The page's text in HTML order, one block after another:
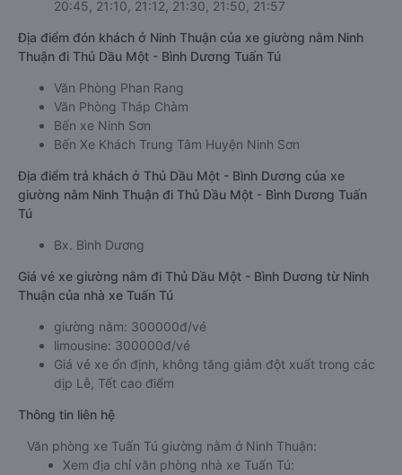
20:45, 21:10, 21:12, 21:30, 21:50, 21:57
Địa điểm đón khách ở Ninh Thuận của xe giường nằm Ninh
Thuận đi Thủ Dầu Một - Bình Dương Tuấn Tú
Văn Phòng Phan Rang
Văn Phòng Tháp Chàm
Bến xe Ninh Sơn
Bến Xe Khách Trung Tâm Huyện Ninh Sơn
Địa điểm trả khách ở Thủ Dầu Một - Bình Dương của xe
giường nằm Ninh Thuận đi Thủ Dầu Một - Bình Dương Tuấn
Tú
Bx. Bình Dương
Giá vé xe giường nằm đi Thủ Dầu Một - Bình Dương từ Ninh
Thuận của nhà xe Tuấn Tú
giường nằm: 300000đ/vé
limousine: 300000đ/vé
Giá vé xe ổn định, không tăng giảm đột xuất trong các
dịp Lễ, Tết cao điểm
Thông tin liên hệ
Văn phòng xe Tuấn Tú giường nằm ở Ninh Thuận:
Xem địa chỉ văn phòng nhà xe Tuấn Tú: